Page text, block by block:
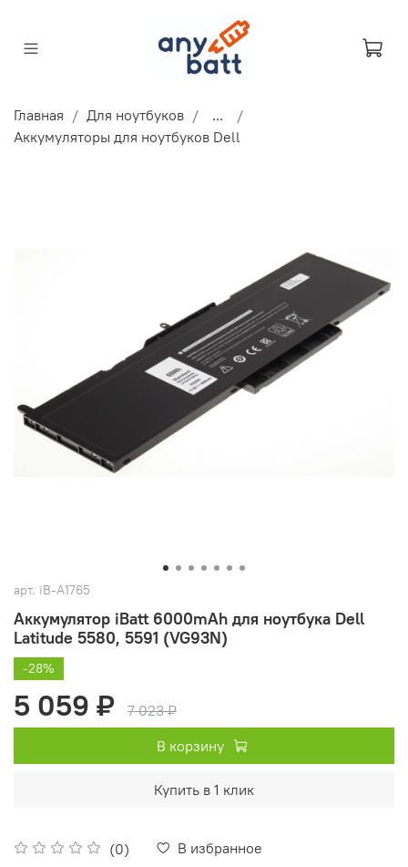
Главная Для ноутбуков
...
Аккумуляторы для ноутбуков Dell
арт. iB-A1765
Аккумулятор iBatt 6000mAh для ноутбука Dell
Latitude 5580, 5591 (VG93N)
(0) В избранное
-28%
5 059 ₽
7 023 ₽
В корзину
Купить в 1 клик